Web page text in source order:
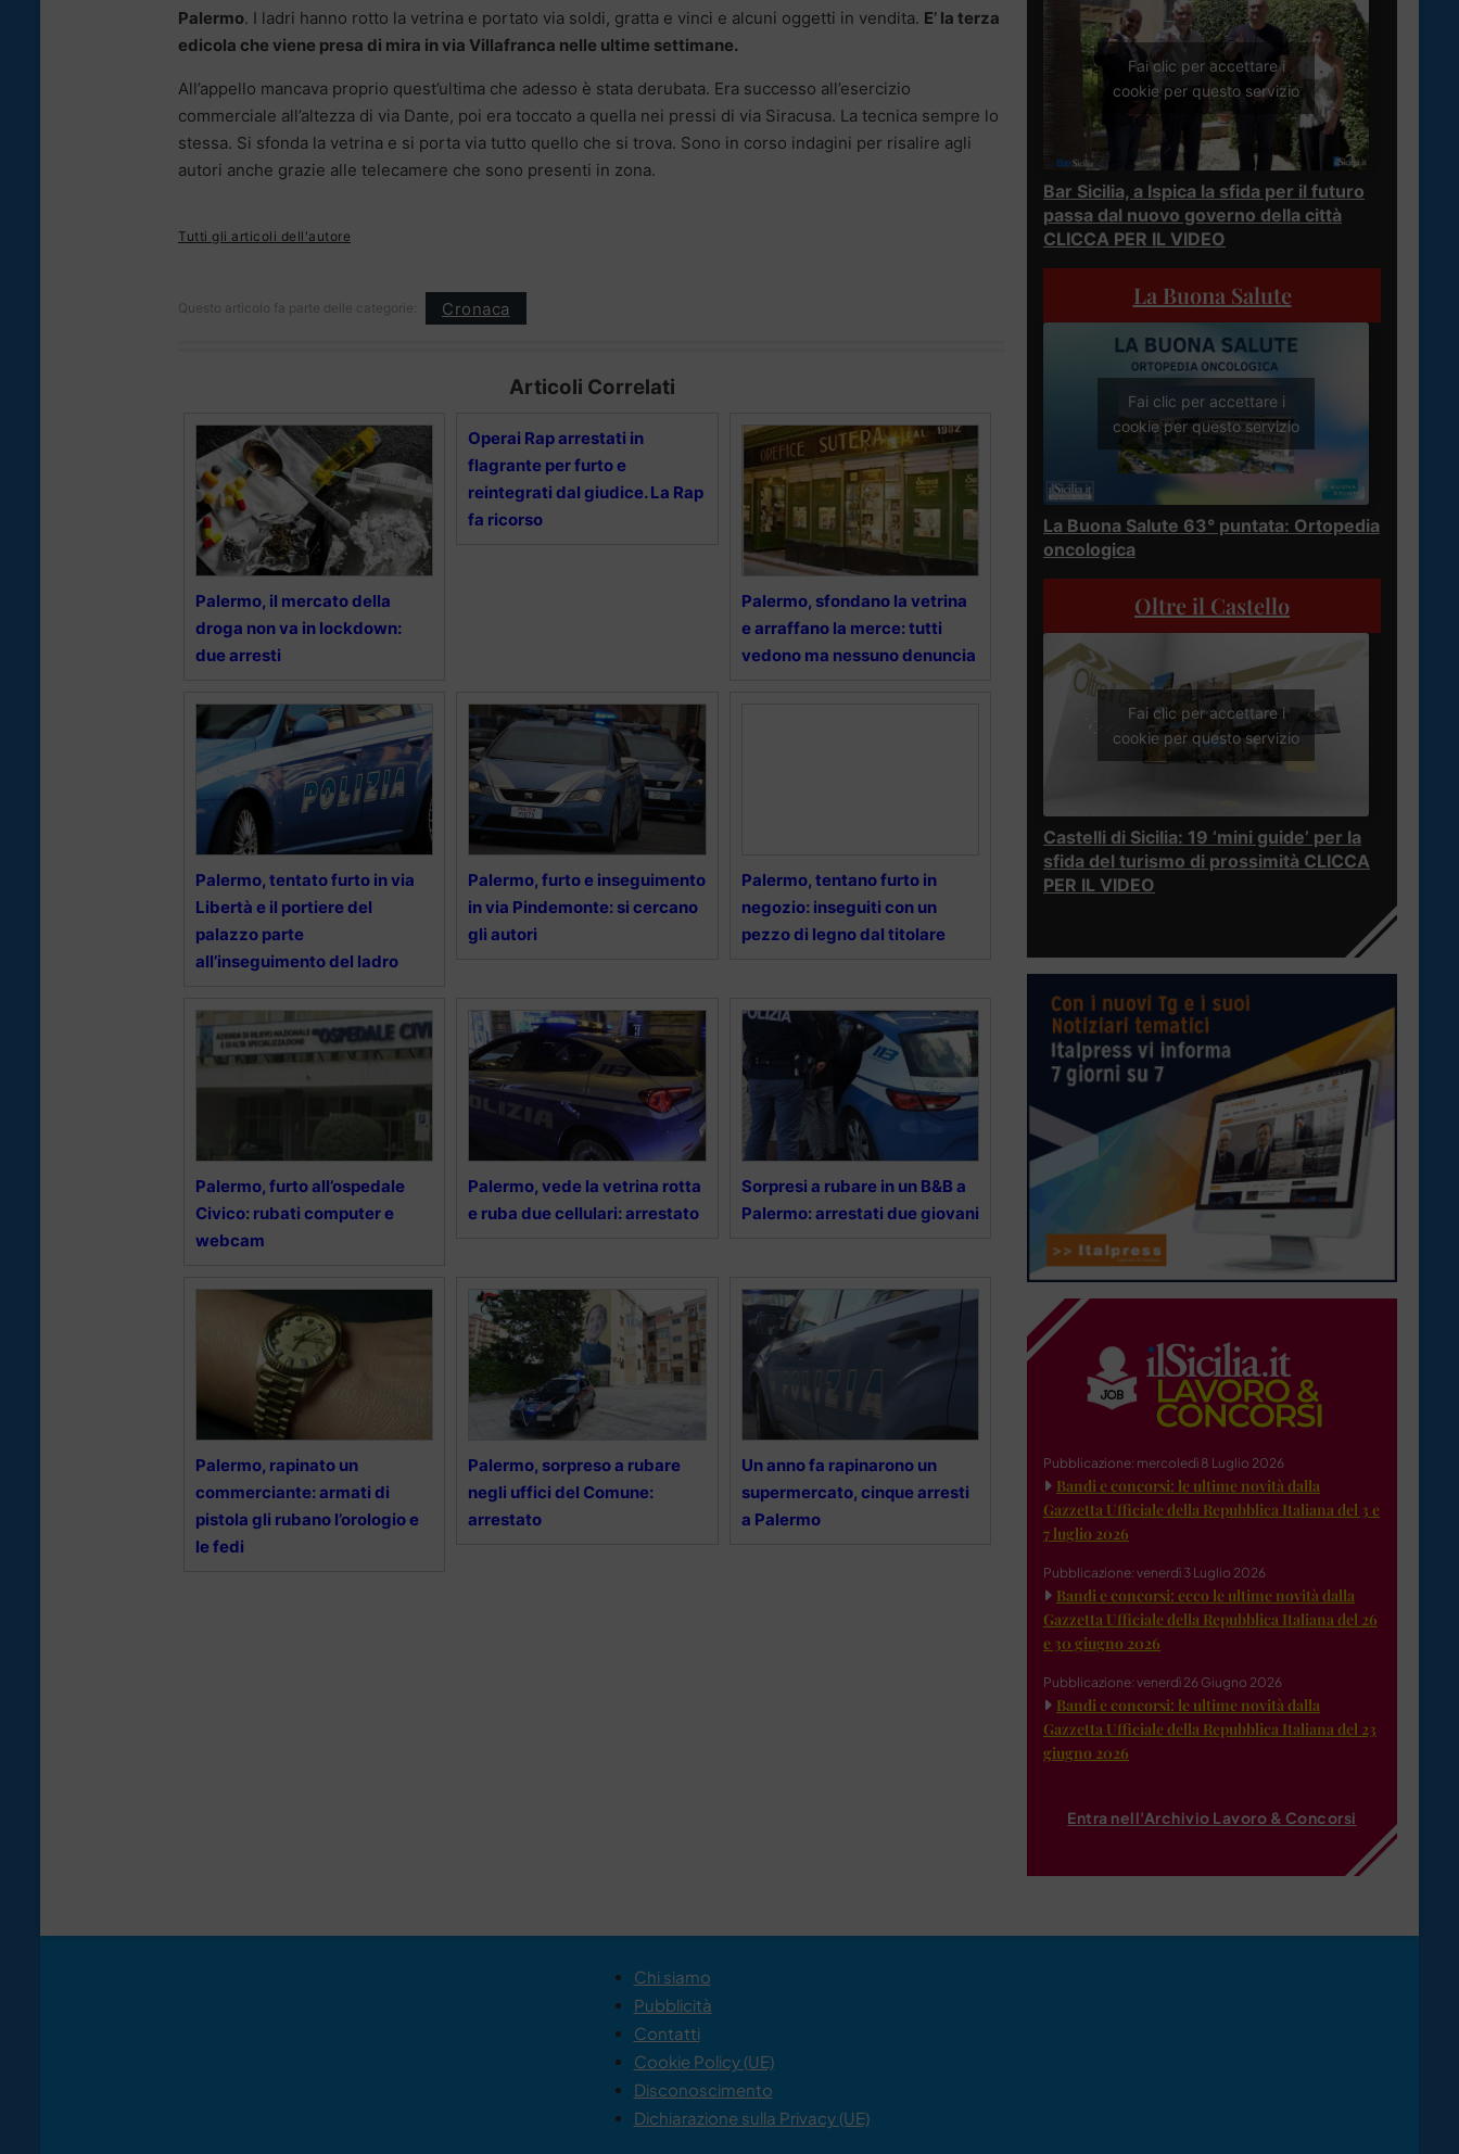
Palermo. I ladri hanno rotto la vetrina e portato via soldi, gratta e vinci e alcuni oggetti in vendita. E’ la terza
edicola che viene presa di mira in via Villafranca nelle ultime settimane.
All’appello mancava proprio quest’ultima che adesso è stata derubata. Era successo all’esercizio
commerciale all’altezza di via Dante, poi era toccato a quella nei pressi di via Siracusa. La tecnica sempre lo
stessa. Si sfonda la vetrina e si porta via tutto quello che si trova. Sono in corso indagini per risalire agli
autori anche grazie alle telecamere che sono presenti in zona.
Tutti gli articoli dell'autore
Questo articolo fa parte delle categorie: Cronaca
Articoli Correlati
Palermo, il mercato della
droga non va in lockdown:
due arresti
Operai Rap arrestati in
flagrante per furto e
reintegrati dal giudice. La Rap
fa ricorso
Palermo, sfondano la vetrina
e arraffano la merce: tutti
vedono ma nessuno denuncia
Palermo, tentato furto in via
Libertà e il portiere del
palazzo parte
all’inseguimento del ladro
Palermo, furto e inseguimento
in via Pindemonte: si cercano
gli autori
Palermo, tentano furto in
negozio: inseguiti con un
pezzo di legno dal titolare
Palermo, furto all’ospedale
Civico: rubati computer e
webcam
Palermo, vede la vetrina rotta
e ruba due cellulari: arrestato
Sorpresi a rubare in un B&B a
Palermo: arrestati due giovani
Palermo, rapinato un
commerciante: armati di
pistola gli rubano l’orologio e
le fedi
Palermo, sorpreso a rubare
negli uffici del Comune:
arrestato
Un anno fa rapinarono un
supermercato, cinque arresti
a Palermo
Fai clic per accettare i
cookie per questo servizio
Bar Sicilia, a Ispica la sfida per il futuro
passa dal nuovo governo della città
CLICCA PER IL VIDEO
La Buona Salute
Fai clic per accettare i
cookie per questo servizio
La Buona Salute 63° puntata: Ortopedia
oncologica
Oltre il Castello
Fai clic per accettare i
cookie per questo servizio
Castelli di Sicilia: 19 ‘mini guide’ per la
sfida del turismo di prossimità CLICCA
PER IL VIDEO
Pubblicazione: mercoledì 8 Luglio 2026
Bandi e concorsi: le ultime novità dalla
Gazzetta Ufficiale della Repubblica Italiana del 3 e
7 luglio 2026
Pubblicazione: venerdì 3 Luglio 2026
Bandi e concorsi: ecco le ultime novità dalla
Gazzetta Ufficiale della Repubblica Italiana del 26
e 30 giugno 2026
Pubblicazione: venerdì 26 Giugno 2026
Bandi e concorsi: le ultime novità dalla
Gazzetta Ufficiale della Repubblica Italiana del 23
giugno 2026
Entra nell'Archivio Lavoro & Concorsi
Chi siamo
Pubblicità
Contatti
Cookie Policy (UE)
Disconoscimento
Dichiarazione sulla Privacy (UE)